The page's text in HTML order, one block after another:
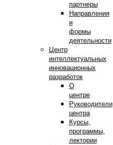
партнеры
Направления
и
формы
деятельности
Центр
интеллектуальных
инновационных
разработок
О
центре
Руководители
центра
Курсы,
программы,
лектории